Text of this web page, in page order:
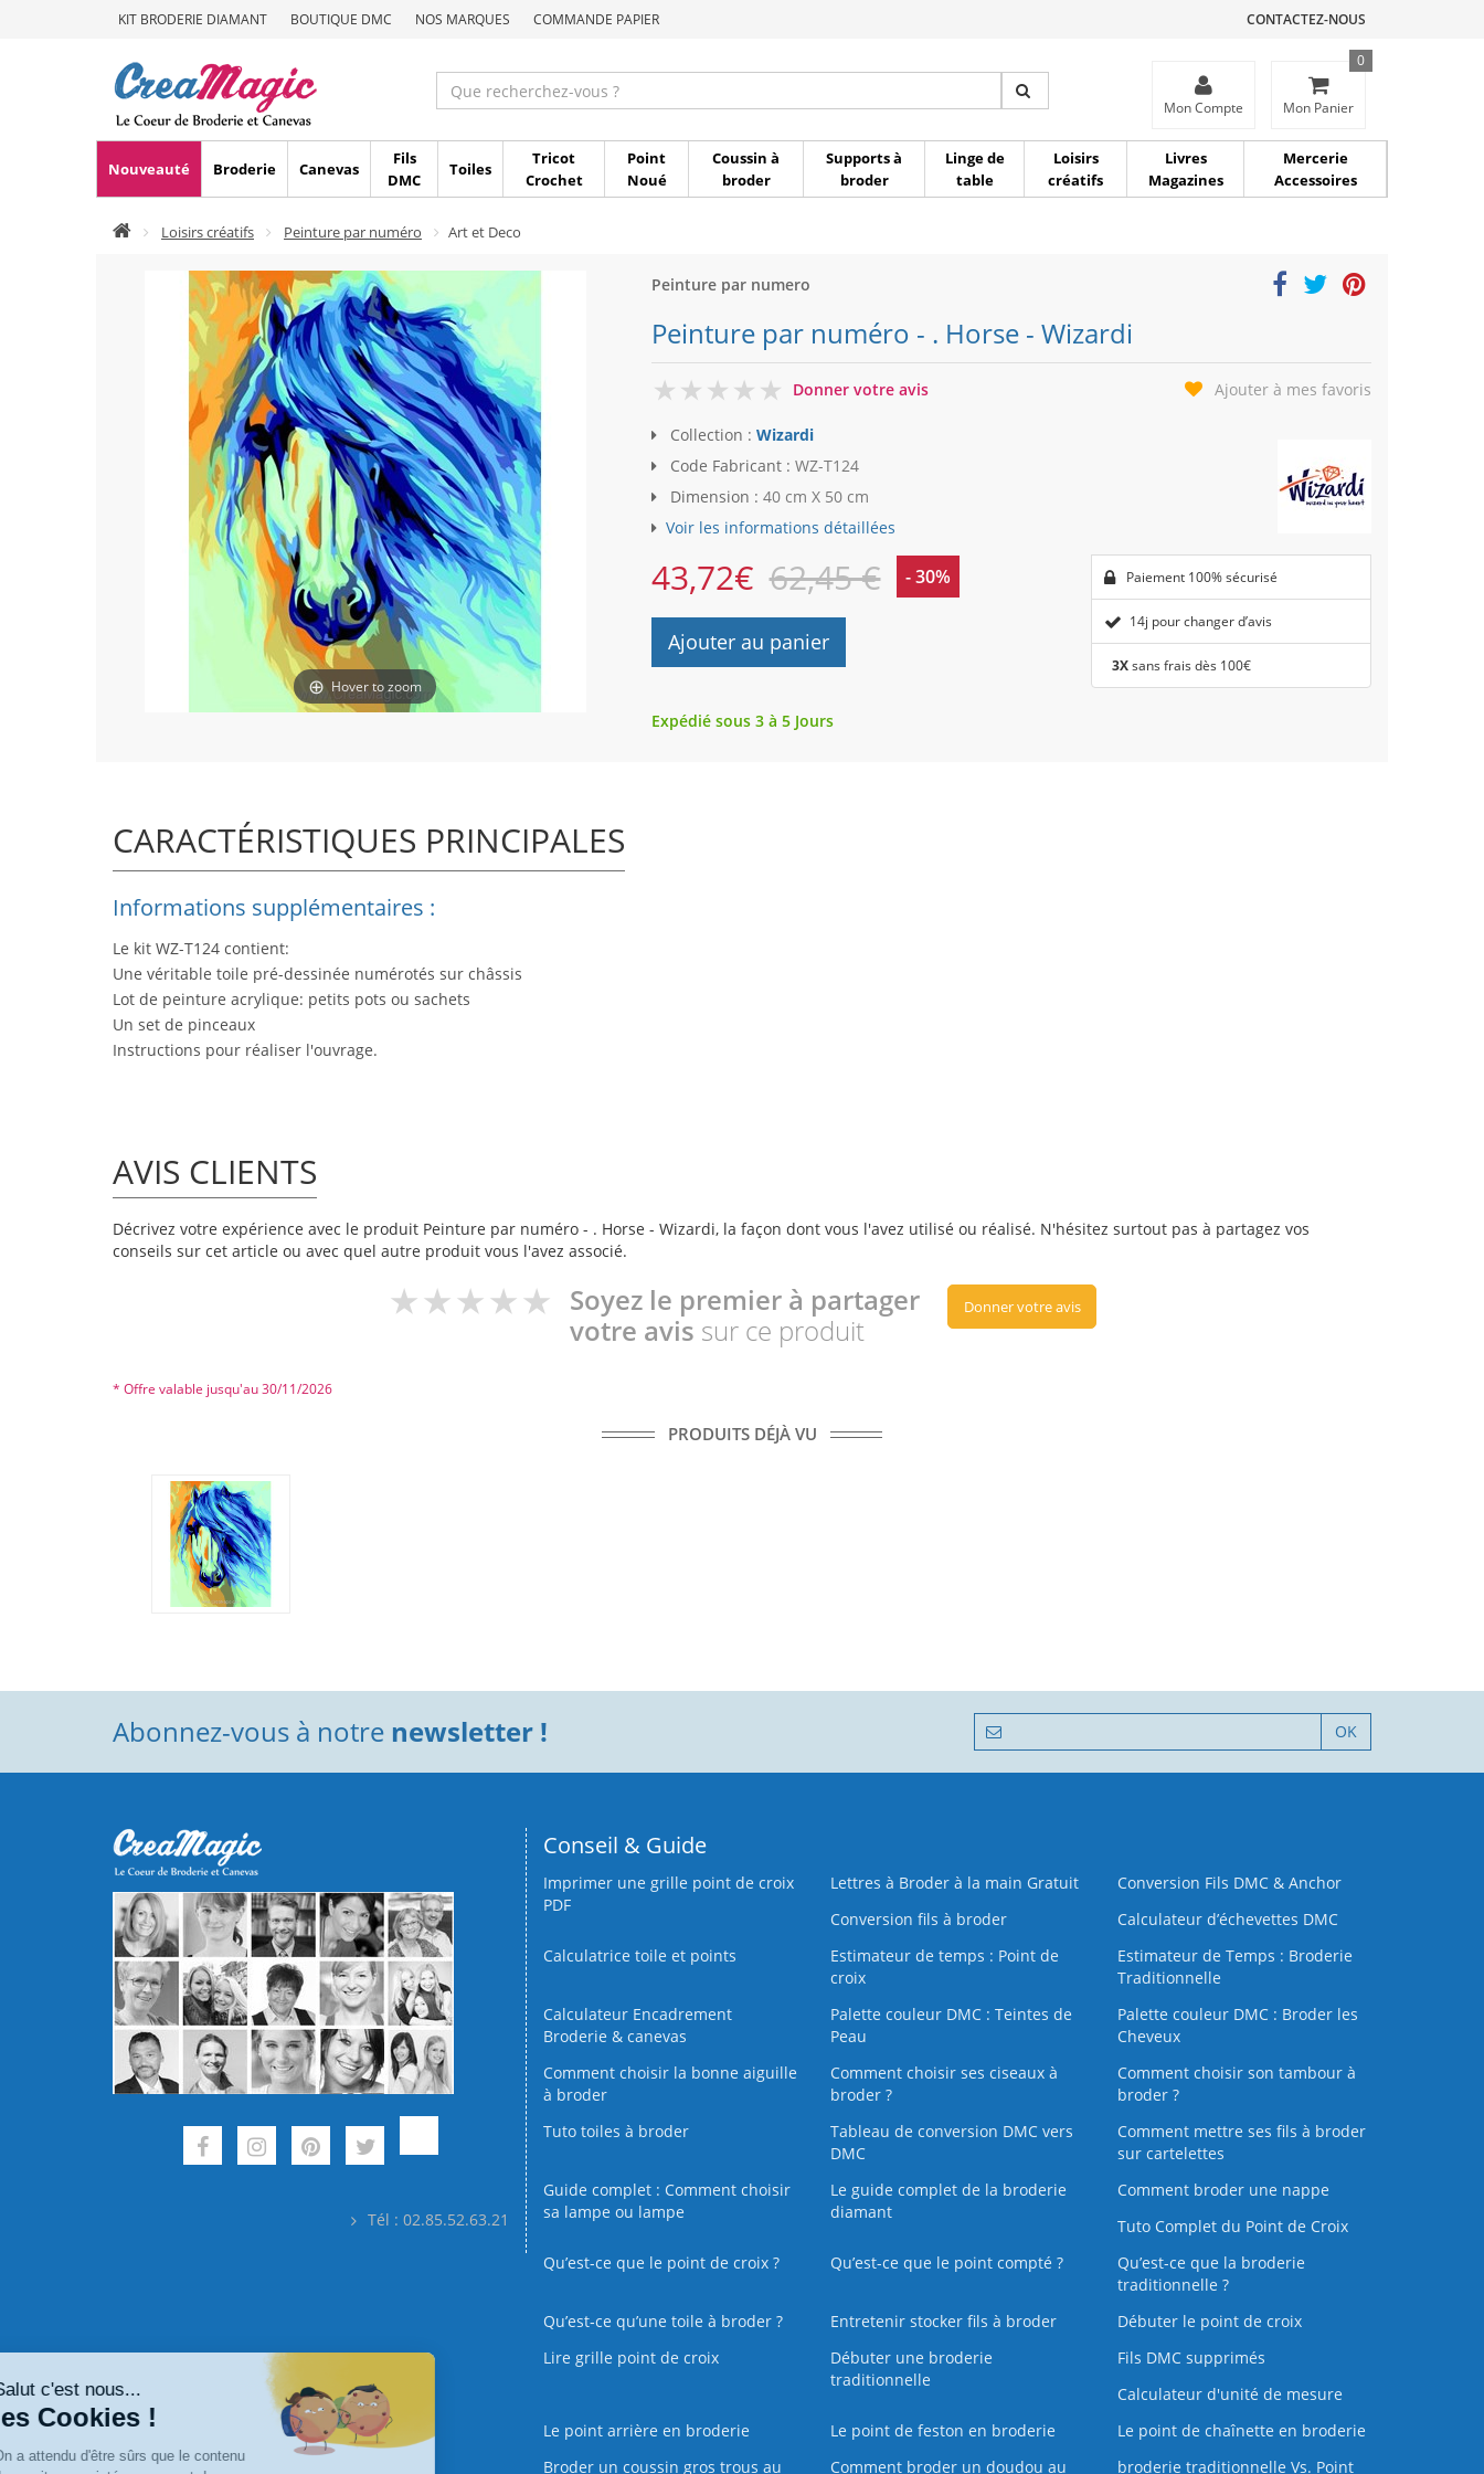
KIT BRODERIE DIAMANT BOUTIQUE DMC NOS MARQUES COMMANDE PAPIER CONTACTEZ-NOUS
Mon Compte Mon Panier
0
Nouveauté Broderie Canevas
Fils
DMC
Toiles
Tricot
Crochet
Point
Noué
Coussin à
broder
Supports à
broder
Linge de
table
Loisirs
créatifs
Livres
Magazines
Mercerie
Accessoires
Loisirs créatifs Peinture par numéro Art et Deco
Hover to zoom
Peinture par numero
Peinture par numéro - . Horse - Wizardi
0
Donner votre avis Ajouter à mes favoris
Collection : Wizardi
Code Fabricant : WZ-T124
Dimension : 40 cm X 50 cm
Voir les informations détaillées
43,72€ 62,45 € - 30%
Ajouter au panier
Paiement 100% sécurisé
14j pour changer d’avis
3Xsans frais dès 100€
Expédié sous 3 à 5 Jours
CARACTÉRISTIQUES PRINCIPALES
Informations supplémentaires :
Le kit WZ-T124 contient:
Une véritable toile pré-dessinée numérotés sur châssis
Lot de peinture acrylique: petits pots ou sachets
Un set de pinceaux
Instructions pour réaliser l'ouvrage.
AVIS CLIENTS
Décrivez votre expérience avec le produit Peinture par numéro - . Horse - Wizardi, la façon dont vous l'avez utilisé ou réalisé. N'hésitez surtout pas à partagez vos
conseils sur cet article ou avec quel autre produit vous l'avez associé.
Soyez le premier à partager
votre avis sur ce produit
Donner votre avis
* Offre valable jusqu'au 30/11/2026
PRODUITS DÉJÀ VU
Abonnez-vous à notre newsletter ! OK
Tél : 02.85.52.63.21
Conseil & Guide
Imprimer une grille point de croix
PDF
Lettres à Broder à la main Gratuit
Conversion Fils DMC & Anchor
Conversion fils à broder
Calculateur d’échevettes DMC
Calculatrice toile et points
Estimateur de temps : Point de
croix
Estimateur de Temps : Broderie
Traditionnelle
Calculateur Encadrement
Broderie & canevas
Palette couleur DMC : Teintes de
Peau
Palette couleur DMC : Broder les
Cheveux
Comment choisir la bonne aiguille
à broder
Comment choisir ses ciseaux à
broder ?
Comment choisir son tambour à
broder ?
Tuto toiles à broder
Tableau de conversion DMC vers
DMC
Comment mettre ses fils à broder
sur cartelettes
Guide complet : Comment choisir
sa lampe ou lampe
Le guide complet de la broderie
diamant
Comment broder une nappe
Tuto Complet du Point de Croix
Qu’est-ce que le point de croix ?
Qu’est-ce que le point compté ?
Qu’est-ce que la broderie
traditionnelle ?
Qu’est‑ce qu’une toile à broder ?
Entretenir stocker fils à broder
Débuter le point de croix
Lire grille point de croix
Débuter une broderie
traditionnelle
Fils DMC supprimés
Calculateur d'unité de mesure
Le point arrière en broderie
Le point de feston en broderie
Le point de chaînette en broderie
Broder un coussin gros trous au
Comment broder un doudou au broderie traditionnelle Vs. Point